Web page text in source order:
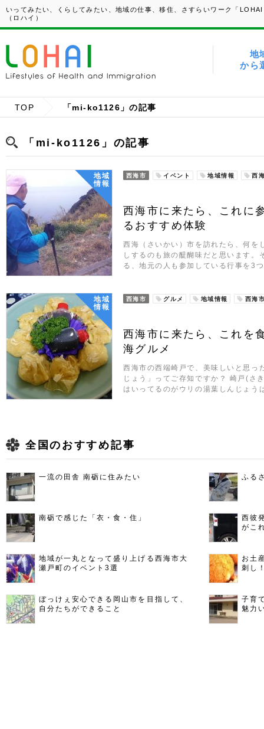
いってみたい、くらしてみたい、地域の仕事、移住、さすらいワーク「
（ロハイ）
地
から
TOP 「mi-ko1126」の記事
「mi-ko1126」の記事
地域
情報
西海市 イベント 地域情報 西
西海市に来たら、これに
るおすすめ体験
西海（さいかい）市を訪れたら、何を
しするのも旅の醍醐味だと思います
る、地元の人も参加している行事を3
地域
情報
西海市 グルメ 地域情報 西海
西海市に来たら、これを
海グルメ
西海市の西端崎戸で、美味しいと思っ
じょう」ってご存知ですか？ 崎戸(さ
はいってるのがウリの湯葉しんじょ
全国のおすすめ記事
一流の田舎 南砺に住みたい ふる
南砺で感じた「衣・食・住」
西彼
がこ
地域が一丸となって盛り上げる西海市大
瀬戸町のイベント3選
お土
刺し
ぼっけぇ安心できる岡山市を目指して、
自分たちができること
子育
魅力